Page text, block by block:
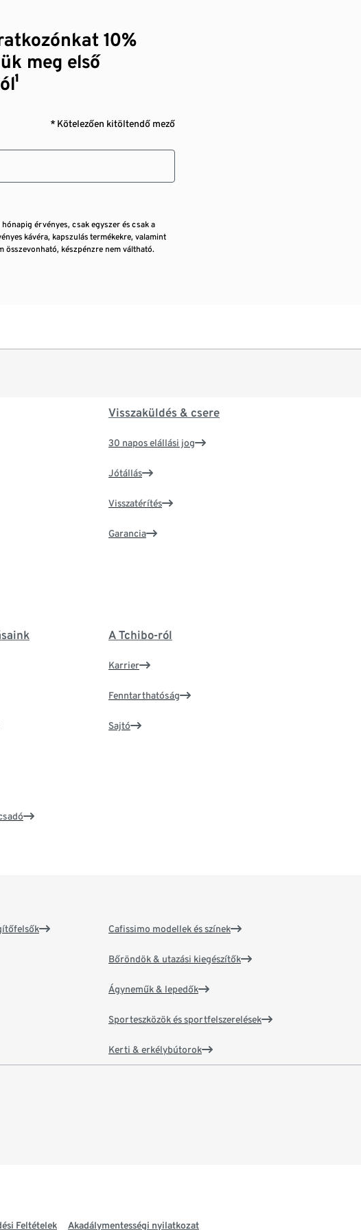
10%
meg első
* Kötelezően kitöltendő mező
érvényes, csak egyszer és csak a
kávéra, kapszulás termékekre, valamint
összevonható, készpénzre nem váltható.
Visszaküldés & csere
30 napos elállási jog
Jótállás
Visszatérítés
Garancia
A Tchibo-ról
Karrier
Fenntarthatóság
Sajtó
Cafissimo modellek és színek
Bőröndök & utazási kiegészítők
Ágyneműk & lepedők
Sporteszközök és sportfelszerelések
Kerti & erkélybútorok
Feltételek Akadálymentességi nyilatkozat